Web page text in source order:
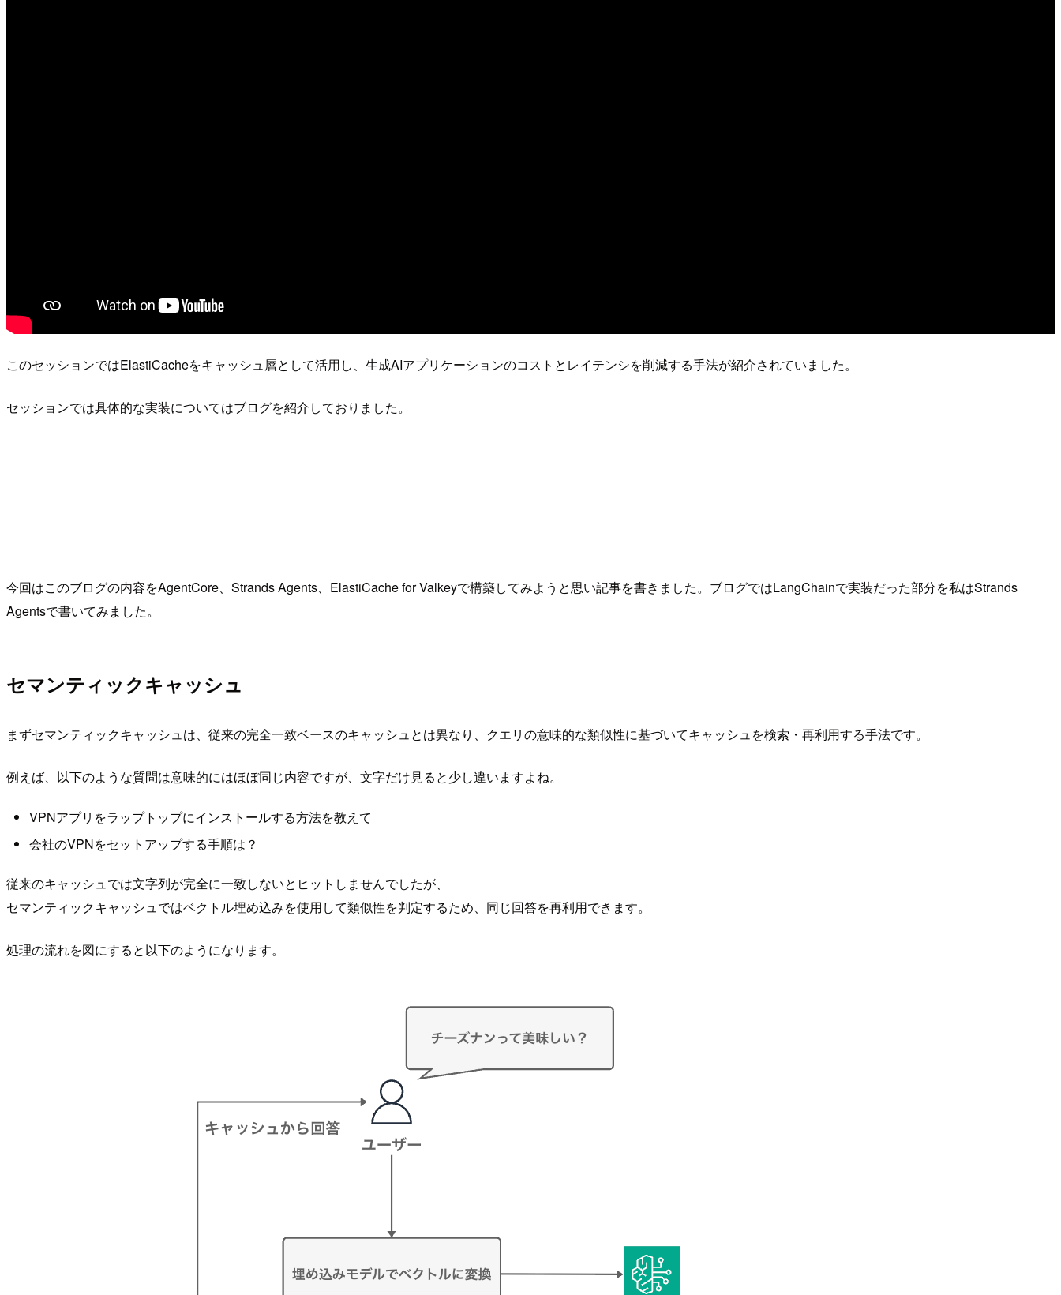
このセッションではElastiCacheをキャッシュ層として活用し、生成AIアプリケーションのコストとレイテンシを削減する手法が紹介されていました。
セッションでは具体的な実装についてはブログを紹介しておりました。
今回はこのブログの内容をAgentCore、Strands Agents、ElastiCache for Valkeyで構築してみようと思い記事を書きました。ブログではLangChainで実装だった部分を私はStrands
Agentsで書いてみました。
セマンティックキャッシュ
まずセマンティックキャッシュは、従来の完全一致ベースのキャッシュとは異なり、クエリの意味的な類似性に基づいてキャッシュを検索・再利用する手法です。
例えば、以下のような質問は意味的にはほぼ同じ内容ですが、文字だけ見ると少し違いますよね。
VPNアプリをラップトップにインストールする方法を教えて
会社のVPNをセットアップする手順は？
従来のキャッシュでは文字列が完全に一致しないとヒットしませんでしたが、
セマンティックキャッシュではベクトル埋め込みを使用して類似性を判定するため、同じ回答を再利用できます。
処理の流れを図にすると以下のようになります。